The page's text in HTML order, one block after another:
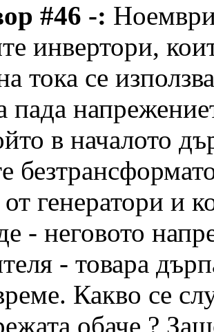
#46 -:
инвертори,
тока се
пада
в началото
генератори и
- неговото
- товара
Какво се
обаче ?